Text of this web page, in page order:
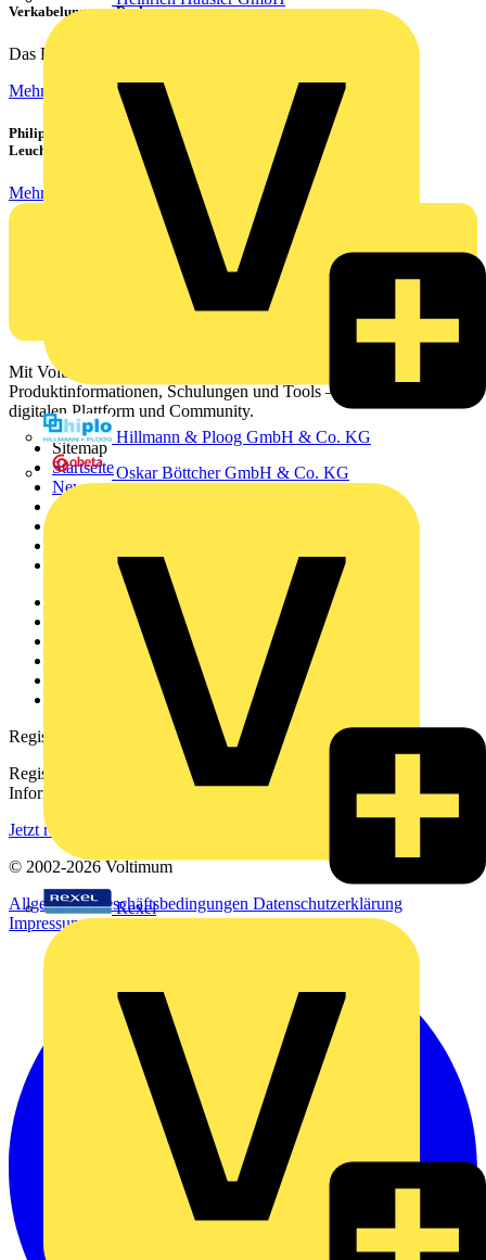
Hillmann & Ploog GmbH & Co. KG
Oskar Böttcher GmbH & Co. KG
Rexel
Verkabelung von Rechenzentren
Das Rechenzentrum ist das Herzstück eines jeden...
Mehr lesen
Philips CorePro LED-Röhren: Der preiswerte 1:1 Ersatz für
Leuchtstoffröhren
Mehr lesen
Mit Voltimum erhalten Elektrofachkräfte Zugang zu Branchennews,
Produktinformationen, Schulungen und Tools – alles auf einer
digitalen Plattform und Community.
Sitemap
Startseite
News
Akademie
Voltimum+
Weitere Links
Downloadbereich (PDFs)
Häufig gestellte Fragen
Registrierung
Registrieren Sie sich kostenlos und erhalten Sie stets aktuelle
Informationen aus der Elektroindustrie.
Jetzt registrieren
© 2002-2026Voltimum
Allgemeine Geschäftsbedingungen Datenschutzerklärung
Impressum